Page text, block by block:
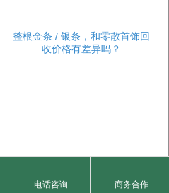
整根金条 / 银条，和零散首饰回
收价格有差异吗？
鉴定？会损伤制品吗？
电话咨询 商务合作